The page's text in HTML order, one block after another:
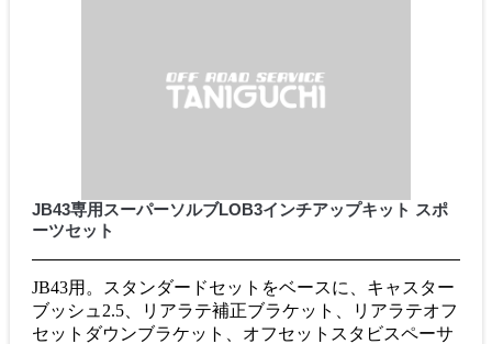
JB43専用スーパーソルブLOB3インチアップキット スポ
ーツセット
JB43用。スタンダードセットをベースに、キャスター
ブッシュ2.5、リアラテ補正ブラケット、リアラテオフ
セットダウンブラケット、オフセットスタビスペーサ